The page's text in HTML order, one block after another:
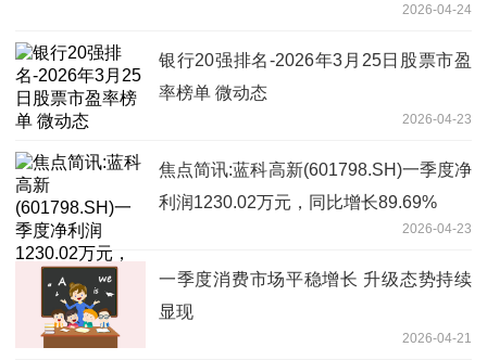
2026-04-24
银行20强排名-2026年3月25日股票市盈
率榜单 微动态
2026-04-23
焦点简讯:蓝科高新(601798.SH)一季度净
利润1230.02万元，同比增长89.69%
2026-04-23
一季度消费市场平稳增长 升级态势持续
显现
2026-04-21